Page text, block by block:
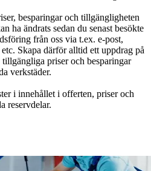
besparingar och tillgängligheten
ha ändrats sedan du senast besökte
från oss via t.ex. e-post,
Skapa därför alltid ett uppdrag på
priser och besparingar
verkstäder.
i innehållet i offerten, priser och
reservdelar.